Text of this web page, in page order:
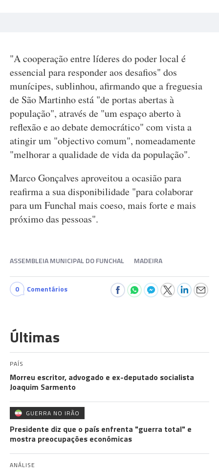
"A cooperação entre líderes do poder local é
essencial para responder aos desafios" dos
munícipes, sublinhou, afirmando que a freguesia
de São Martinho está "de portas abertas à
população", através de "um espaço aberto à
reflexão e ao debate democrático" com vista a
atingir um "objectivo comum", nomeadamente
"melhorar a qualidade de vida da população".
Marco Gonçalves aproveitou a ocasião para
reafirma a sua disponibilidade "para colaborar
para um Funchal mais coeso, mais forte e mais
próximo das pessoas".
ASSEMBLEIA MUNICIPAL DO FUNCHAL MADEIRA
0 Comentários
Últimas
PAÍS
Morreu escritor, advogado e ex-deputado socialista
Joaquim Sarmento
GUERRA NO IRÃO
Presidente diz que o país enfrenta "guerra total" e
mostra preocupações económicas
ANÁLISE